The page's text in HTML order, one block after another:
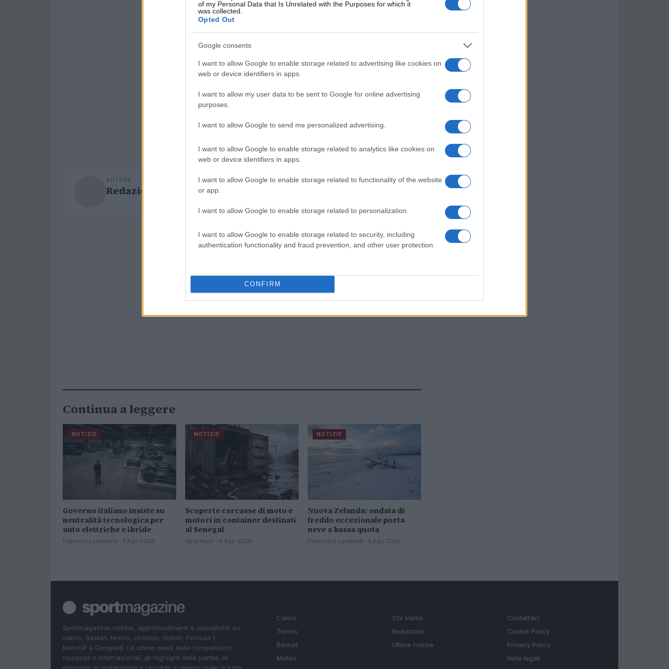
of my Personal Data that Is Unrelated with the Purposes for which it
was collected.
Opted Out
Google consents
I want to allow Google to enable storage related to advertising like cookies on
web or device identifiers in apps.
I want to allow my user data to be sent to Google for online advertising
purposes.
I want to allow Google to send me personalized advertising.
I want to allow Google to enable storage related to analytics like cookies on
web or device identifiers in apps.
I want to allow Google to enable storage related to functionality of the website
or app.
I want to allow Google to enable storage related to personalization.
I want to allow Google to enable storage related to security, including
authentication functionality and fraud prevention, and other user protection.
CONFIRM
AUTORE
Redazione Sport Magazine
Continua a leggere
NOTIZIE
Governo italiano insiste su
neutralità tecnologica per
auto elettriche e ibride
Francesca Lombardi · 7 Ago 2026
NOTIZIE
Scoperte carcasse di moto e
motori in container destinati
al Senegal
Ilaria Mauri · 4 Ago 2026
NOTIZIE
Nuova Zelanda: ondata di
freddo eccezionale porta
neve a bassa quota
Francesca Lombardi · 4 Ago 2026
Sportmagazine: notizie, approfondimenti e classifiche su
calcio, basket, tennis, ciclismo, motori, Formula 1,
MotoGP e Olimpiadi. Le ultime news dalle competizioni
nazionali e internazionali, gli highlight delle partite, le
interviste ai protagonisti e i risultati in tempo reale di tutte
Calcio
Tennis
Basket
Motori
Chi siamo
Redazione
Ultime notizie
Contattaci
Cookie Policy
Privacy Policy
Note legali